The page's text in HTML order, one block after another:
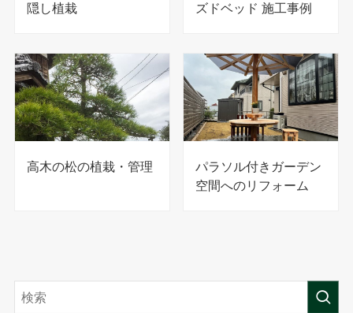
隠し植栽
ズドベッド 施工事例
高木の松の植栽・管理
パラソル付きガーデン
空間へのリフォーム